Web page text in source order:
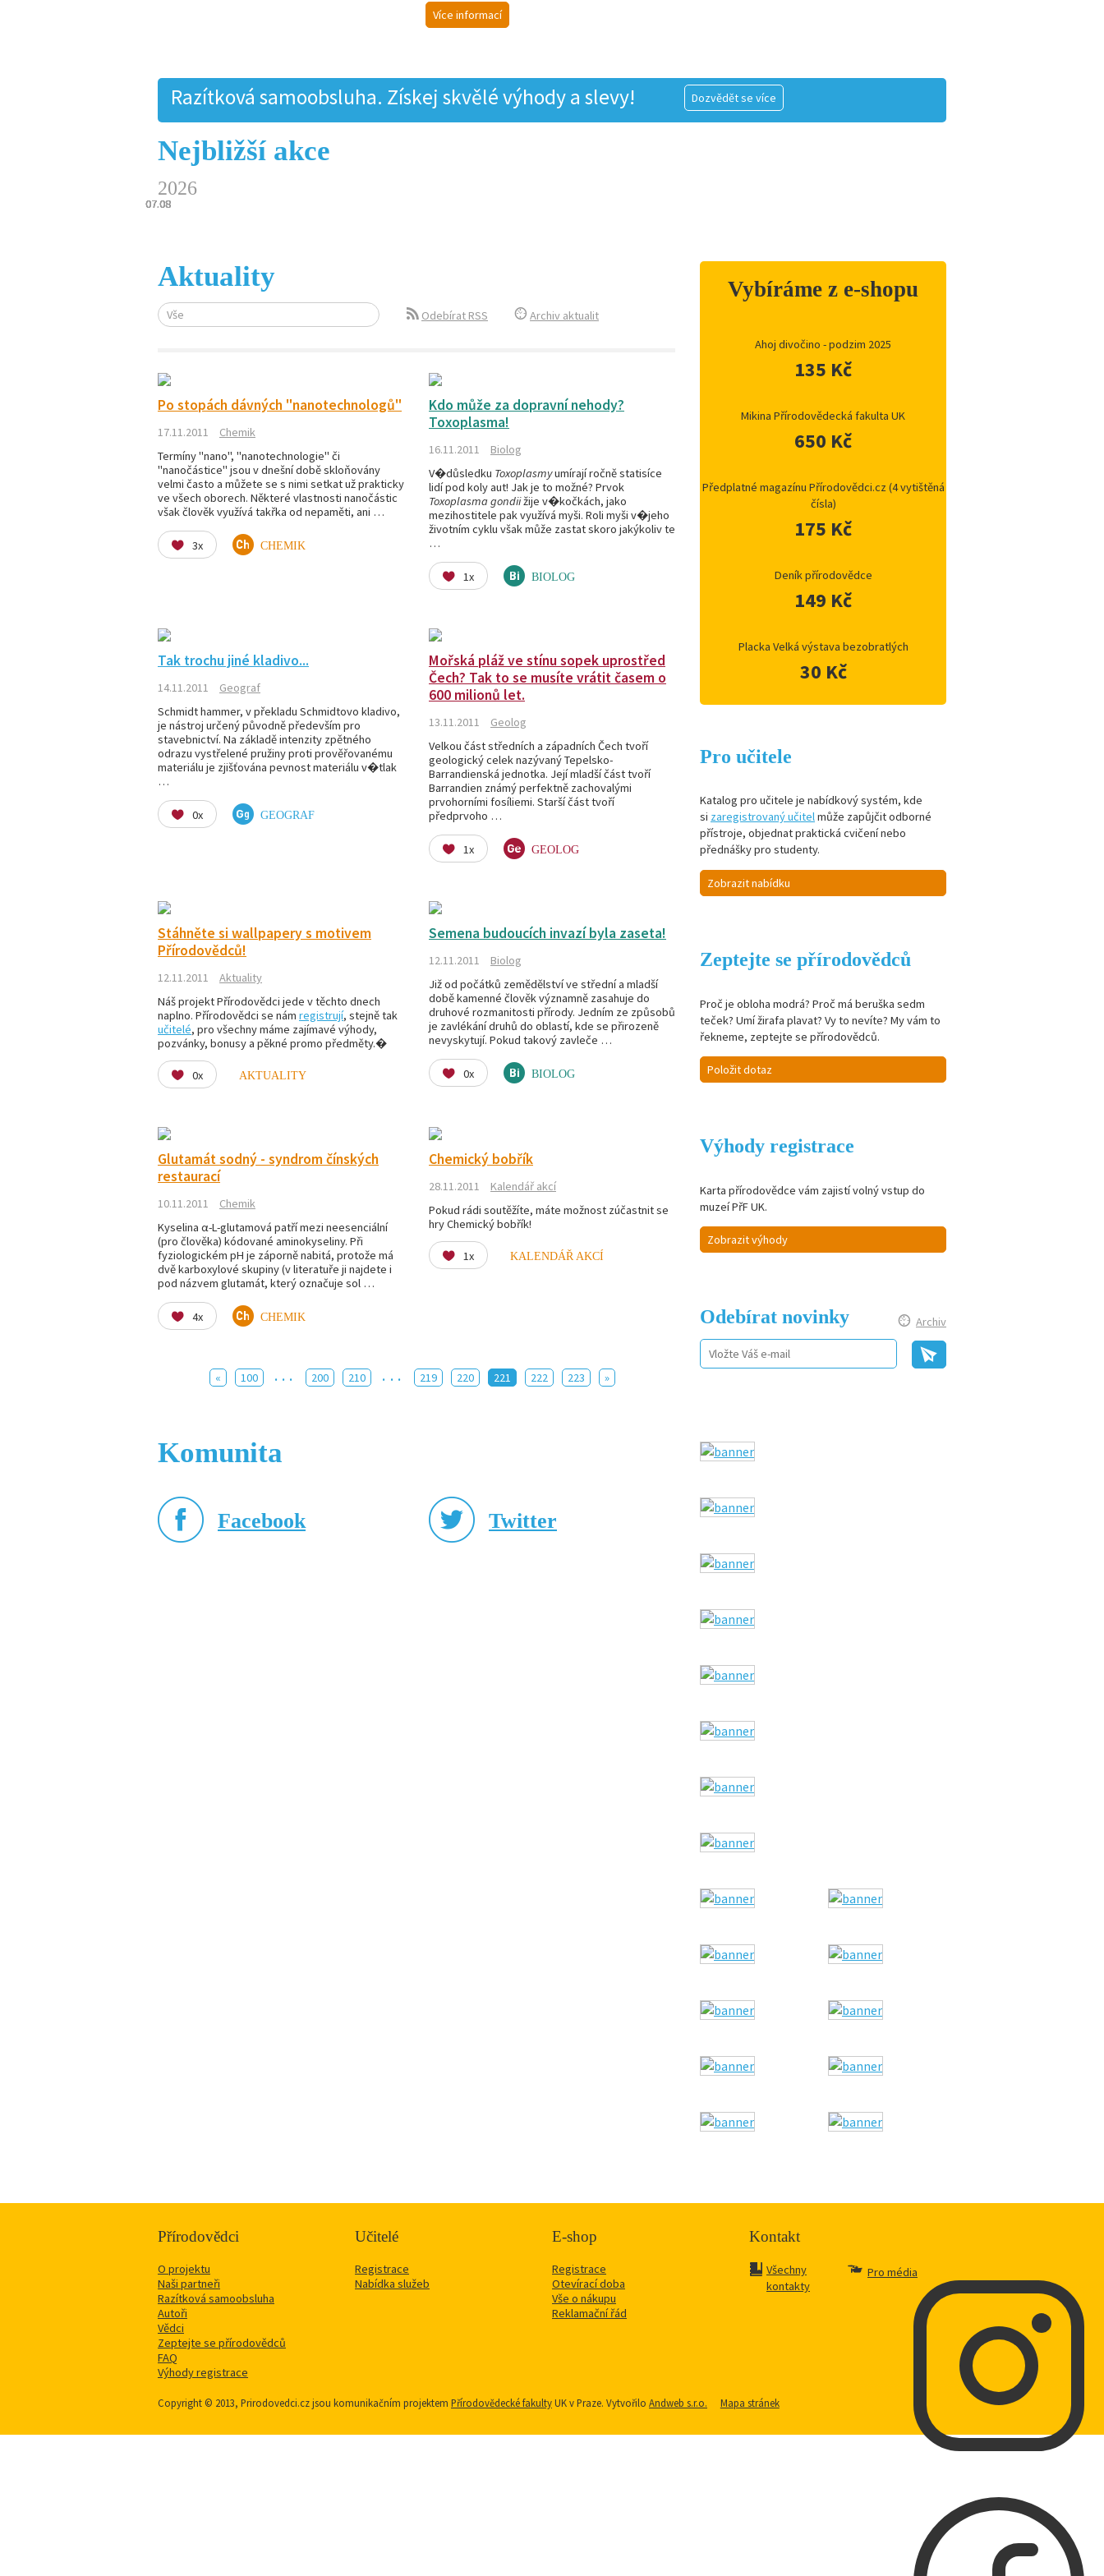
Více informací
Razítková samoobsluha. Získej skvělé výhody a slevy! Dozvědět se více
Nejbližší akce
2026
07.08
07.08
07.08
07.08
07.08
Aktuality
Vše Odebírat RSS Archiv aktualit
Po stopách dávných "nanotechnologů"
17.11.2011
Chemik
Termíny "nano", "nanotechnologie" či
"nanočástice" jsou v dnešní době skloňovány
velmi často a můžete se s nimi setkat už prakticky
ve všech oborech. Některé vlastnosti nanočástic
však člověk využívá takřka od nepaměti, ani …
3x CHEMIK
Kdo může za dopravní nehody?
Toxoplasma!
16.11.2011
Biolog
V�důsledku Toxoplasmyumírají ročně statisíce
lidí pod koly aut! Jak je to možné? Prvok
Toxoplasma gondiižije v�kočkách, jako
mezihostitele pak využívá myši. Roli myši v�jeho
životním cyklu však může zastat skoro jakýkoliv te
…
1x BIOLOG
Tak trochu jiné kladivo...
14.11.2011
Geograf
Schmidt hammer, v překladu Schmidtovo kladivo,
je nástroj určený původně především pro
stavebnictví. Na základě intenzity zpětného
odrazu vystřelené pružiny proti prověřovanému
materiálu je zjišťována pevnost materiálu v�tlak
…
0x GEOGRAF
Mořská pláž ve stínu sopek uprostřed
Čech? Tak to se musíte vrátit časem o
600 milionů let.
13.11.2011
Geolog
Velkou část středních a západních Čech tvoří
geologický celek nazývaný Tepelsko-
Barrandienská jednotka. Její mladší část tvoří
Barrandien známý perfektně zachovalými
prvohorními fosíliemi. Starší část tvoří
předprvoho …
1x GEOLOG
Stáhněte si wallpapery s motivem
Přírodovědců!
12.11.2011
Aktuality
Náš projekt Přírodovědci jede v těchto dnech
naplno. Přírodovědci se nám registrují, stejně tak
učitelé, pro všechny máme zajímavé výhody,
pozvánky, bonusy a pěkné promo předměty.�
0x AKTUALITY
Semena budoucích invazí byla zaseta!
12.11.2011
Biolog
Již od počátků zemědělství ve střední a mladší
době kamenné člověk významně zasahuje do
druhové rozmanitosti přírody. Jedním ze způsobů
je zavlékání druhů do oblastí, kde se přirozeně
nevyskytují. Pokud takový zavleče …
0x BIOLOG
Glutamát sodný - syndrom čínských
restaurací
10.11.2011
Chemik
Kyselina α-L-glutamová patří mezi neesenciální
(pro člověka) kódované aminokyseliny. Při
fyziologickém pH je záporně nabitá, protože má
dvě karboxylové skupiny (v literatuře ji najdete i
pod názvem glutamát, který označuje sol …
4x CHEMIK
Chemický bobřík
28.11.2011
Kalendář akcí
Pokud rádi soutěžíte, máte možnost zúčastnit se
hry Chemický bobřík!
1x KALENDÁŘ AKCÍ
« 100 ... 200 210 ... 219 220 221 222 223 »
Komunita
Facebook Twitter
Vybíráme z e-shopu
Ahoj divočino - podzim 2025
135 Kč
Mikina Přírodovědecká fakulta UK
650 Kč
Předplatné magazínu Přírodovědci.cz (4 vytištěná
čísla)
175 Kč
Deník přírodovědce
149 Kč
Placka Velká výstava bezobratlých
30 Kč
Pro učitele
Katalog pro učitele je nabídkový systém, kde
si zaregistrovaný učitelmůže zapůjčit odborné
přístroje, objednat praktická cvičení nebo
přednášky pro studenty.
Zobrazit nabídku
Zeptejte se přírodovědců
Proč je obloha modrá? Proč má beruška sedm
teček? Umí žirafa plavat? Vy to nevíte? My vám to
řekneme, zeptejte se přírodovědců.
Položit dotaz
Výhody registrace
Karta přírodovědce vám zajistí volný vstup do
muzeí PřF UK.
Zobrazit výhody
Archiv
Odebírat novinky
Přírodovědci
O projektu
Naši partneři
Razítková samoobsluha
Autoři
Vědci
Zeptejte se přírodovědců
FAQ
Výhody registrace
Učitelé
Registrace
Nabídka služeb
E-shop
Registrace
Otevírací doba
Vše o nákupu
Reklamační řád
Kontakt
Všechny
kontakty
Pro média
Copyright © 2013, Prirodovedci.cz jsou komunikačním projektem Přírodovědecké fakultyUK v Praze. Vytvořilo Andweb s.r.o. Mapa stránek